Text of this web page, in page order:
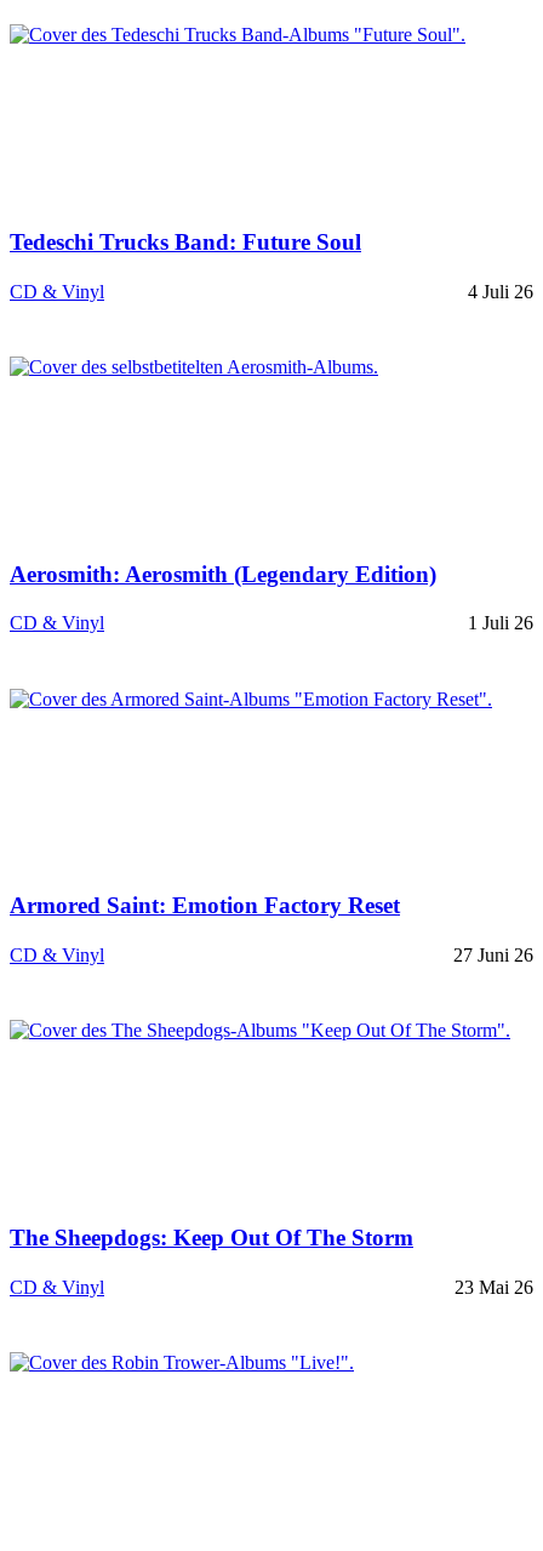
Tedeschi Trucks Band: Future Soul
CD & Vinyl 4 Juli 26
Aerosmith: Aerosmith (Legendary Edition)
CD & Vinyl 1 Juli 26
Armored Saint: Emotion Factory Reset
CD & Vinyl 27 Juni 26
The Sheepdogs: Keep Out Of The Storm
CD & Vinyl 23 Mai 26